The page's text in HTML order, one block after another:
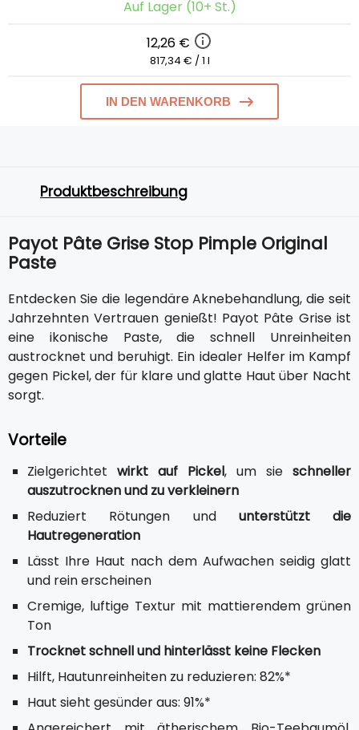
Auf Lager (10+ St.)
12,26 €
817,34 € / 1 l
IN DEN WARENKORB
Produktbeschreibung
Payot Pâte Grise Stop Pimple Original
Paste
Entdecken Sie die legendäre Aknebehandlung, die seit
Jahrzehnten Vertrauen genießt! Payot Pâte Grise ist
eine ikonische Paste, die schnell Unreinheiten
austrocknet und beruhigt. Ein idealer Helfer im Kampf
gegen Pickel, der für klare und glatte Haut über Nacht
sorgt.
Vorteile
Zielgerichtet wirkt auf Pickel, um sie schneller
auszutrocknen und zu verkleinern
Reduziert Rötungen und unterstützt die
Hautregeneration
Lässt Ihre Haut nach dem Aufwachen seidig glatt
und rein erscheinen
Cremige, luftige Textur mit mattierendem grünen
Ton
Trocknet schnell und hinterlässt keine Flecken
Hilft, Hautunreinheiten zu reduzieren: 82%*
Haut sieht gesünder aus: 91%*